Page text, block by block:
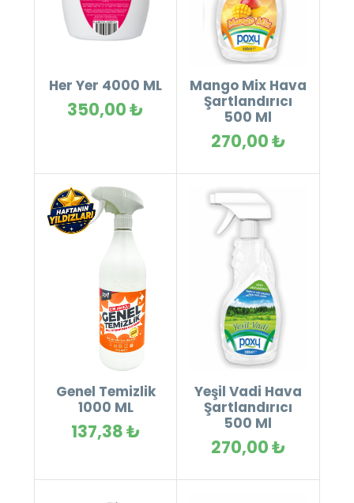
Her Yer 4000 ML
350,00 ₺
Mango Mix Hava
Şartlandırıcı
500 Ml
270,00 ₺
Genel Temizlik
1000 ML
137,38 ₺
Yeşil Vadi Hava
Şartlandırıcı
500 Ml
270,00 ₺